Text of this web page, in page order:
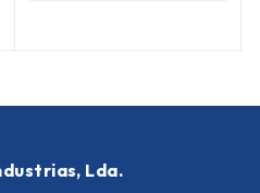
Lda.